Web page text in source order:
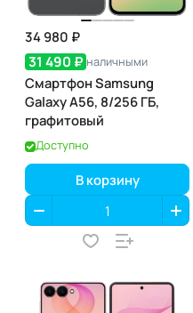
34 980 ₽
31 490 ₽ наличными
Смартфон Samsung
Galaxy A56, 8/256 ГБ,
графитовый
Доступно
В корзину